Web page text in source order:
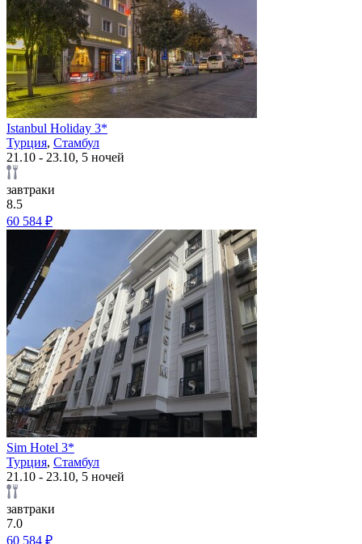
Istanbul Holiday 3*
Турция, Стамбул
21.10 - 23.10, 5 ночей
завтраки
8.5
60 584 ₽
Sim Hotel 3*
Турция, Стамбул
21.10 - 23.10, 5 ночей
завтраки
7.0
60 584 ₽